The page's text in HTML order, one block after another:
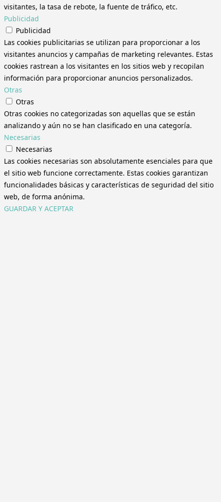
visitantes, la tasa de rebote, la fuente de tráfico, etc.
Publicidad
Publicidad
Las cookies publicitarias se utilizan para proporcionar a los
visitantes anuncios y campañas de marketing relevantes. Estas
cookies rastrean a los visitantes en los sitios web y recopilan
información para proporcionar anuncios personalizados.
Otras
Otras
Otras cookies no categorizadas son aquellas que se están
analizando y aún no se han clasificado en una categoría.
Necesarias
Necesarias
Las cookies necesarias son absolutamente esenciales para que
el sitio web funcione correctamente. Estas cookies garantizan
funcionalidades básicas y características de seguridad del sitio
web, de forma anónima.
GUARDAR Y ACEPTAR